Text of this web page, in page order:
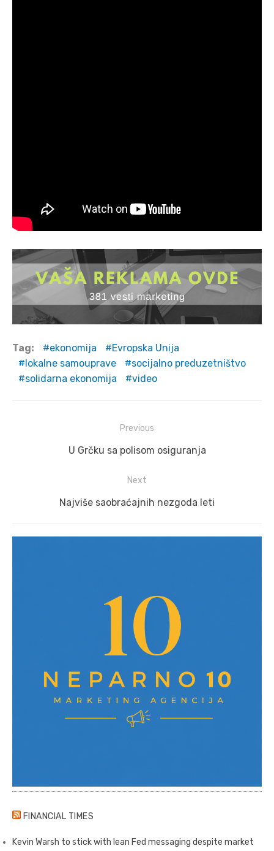
Tag: ekonomija
Evropska Unija
lokalne samouprave
socijalno preduzetništvo
solidarna ekonomija
video
navigation
Previous
Previous
U Grčku sa polisom osiguranja
Next
Next
Najviše saobraćajnih nezgoda leti
FINANCIAL TIMES
Kevin Warsh to stick with lean Fed messaging despite market